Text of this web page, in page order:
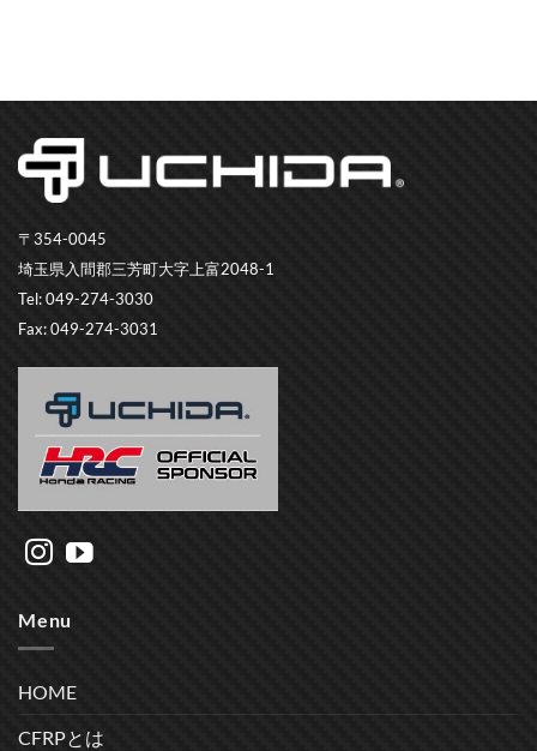
〒354-0045
埼玉県入間郡三芳町大字上富2048-1
Tel: 049-274-3030
Fax: 049-274-3031
Menu
HOME
CFRPとは